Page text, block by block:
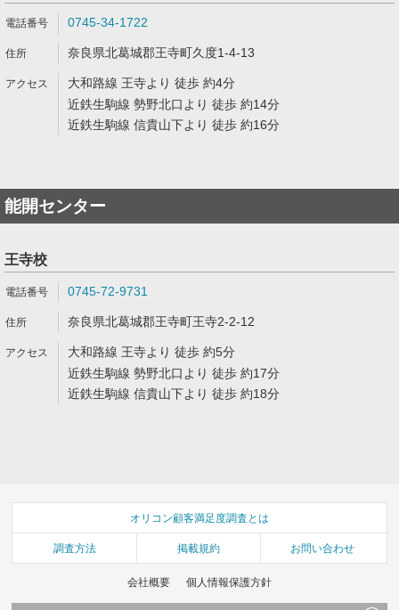
0745-34-1722
奈良県北葛城郡王寺町久度1-4-13
大和路線 王寺より 徒歩 約4分
近鉄生駒線 勢野北口より 徒歩 約14分
近鉄生駒線 信貴山下より 徒歩 約16分
能開センター
王寺校
0745-72-9731
奈良県北葛城郡王寺町王寺2-2-12
大和路線 王寺より 徒歩 約5分
近鉄生駒線 勢野北口より 徒歩 約17分
近鉄生駒線 信貴山下より 徒歩 約18分
オリコン顧客満足度調査とは
調査方法 掲載規約 お問い合わせ
会社概要 個人情報保護方針